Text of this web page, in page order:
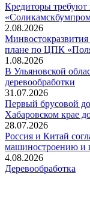
Кредиторы требуют
2.08.2026
плане по ЦПК
1.08.2026
В Ульяновской
деревообработки
31.07.2026
Первый брусовой
Хабаровском крае
28.07.2026
Россия и Китай
машиностроению и
4.08.2026
Деревообработка